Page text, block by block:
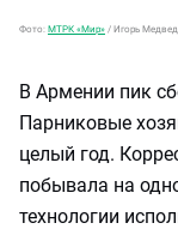
Фото: МТРК «Мир» / Игорь
В Армении пик
Парниковые
целый год.
побывала на
технологии